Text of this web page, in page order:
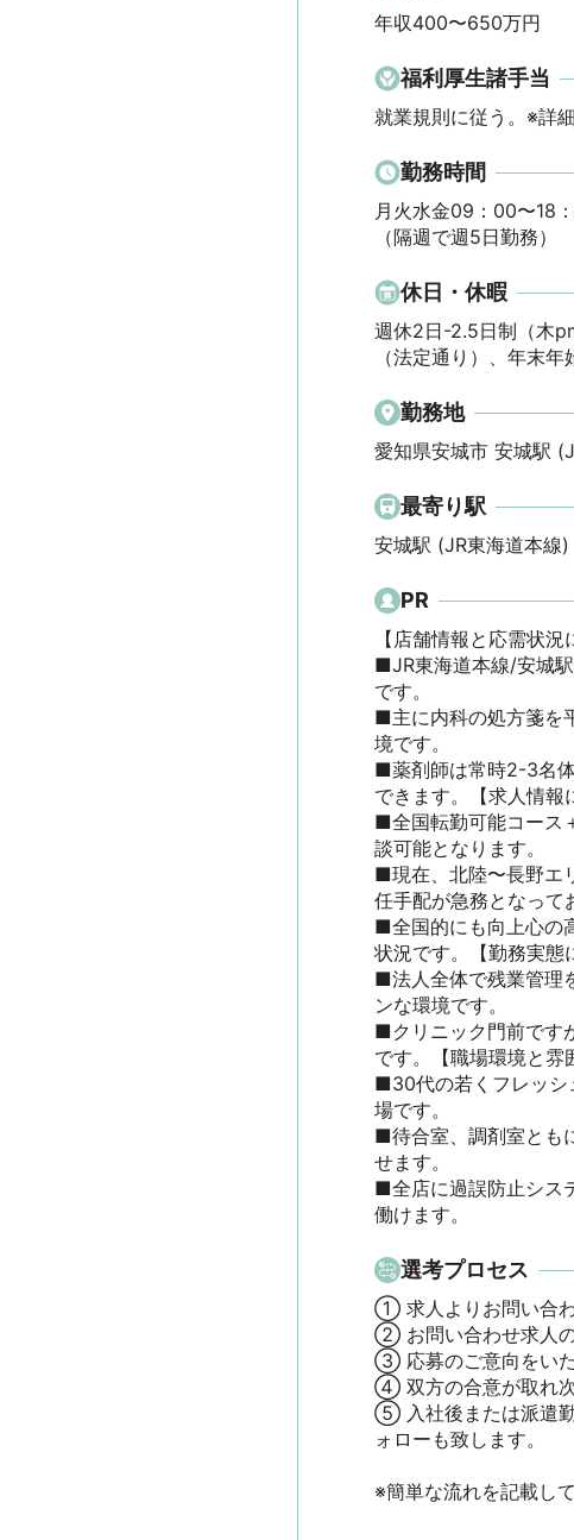
年収400〜650万円
福利厚生諸手当
就業規則に従う。※詳
勤務時間
月火水金09：00〜18
（隔週で週5日勤務）
休日・休暇
週休2日-2.5日制（木
（法定通り）、年末
勤務地
愛知県安城市 安城駅
最寄り駅
安城駅 (JR東海道本線)
PR
【店舗情報と応需状況
■JR東海道本線/安城
です。
■主に内科の処方箋を
境です。
■薬剤師は常時2-3名
できます。【求人情報
■全国転勤可能コース
談可能となります。
■現在、北陸〜長野エ
任手配が急務となって
■全国的にも向上心の
状況です。【勤務実態
■法人全体で残業管理
ンな環境です。
■クリニック門前です
です。【職場環境と雰
■30代の若くフレッシ
場です。
■待合室、調剤室とも
せます。
■全店に過誤防止シス
働けます。
選考プロセス
① 求人よりお問い合わ
② お問い合わせ求人の
③ 応募のご意向をいた
④ 双方の合意が取れ次
⑤ 入社後または派遣勤
ォローも致します。
※簡単な流れを記載し